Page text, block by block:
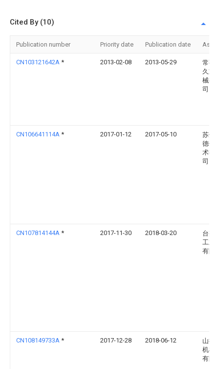
Cited By (10)
Publication number Priority date Publication date
CN103121642A * 2013-02-08 2013-05-29
常熟
久重
械有
司
CN106641114A * 2017-01-12 2017-05-10
苏州
德传
术有
司
CN107814144A * 2017-11-30 2018-03-20
台邦
工业
有限
CN108149733A * 2017-12-28 2018-06-12
山推
机械
有限